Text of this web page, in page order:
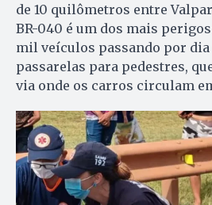
de 10 quilômetros entre
BR-040 é um dos mais
mil veículos passando por dia
passarelas para pedestres,
via onde os carros circulam